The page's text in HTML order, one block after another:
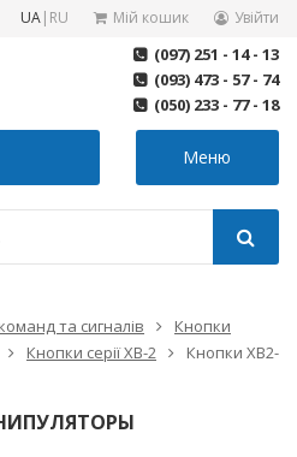
UA| RU Мій кошик Увійти
(097) 251 - 14 - 13
(093) 473 - 57 - 74
(050) 233 - 77 - 18
Меню
та сигналів
Кнопки
Кнопки серії XB-2
Кнопки XB2-